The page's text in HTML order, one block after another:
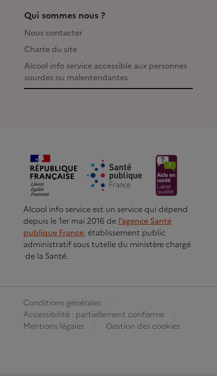
Qui sommes nous ?
Nous contacter
Charte du site
Alcool info service accessible aux personnes
sourdes ou malentendantes
Alcool info service est un service qui dépend
depuis le 1er mai 2016 de l’agence Santé
publique France, établissement public
administratif sous tutelle du ministère chargé
de la Santé.
Conditions générales
Accessibilité : partiellement conforme
Mentions légales
Gestion des cookies